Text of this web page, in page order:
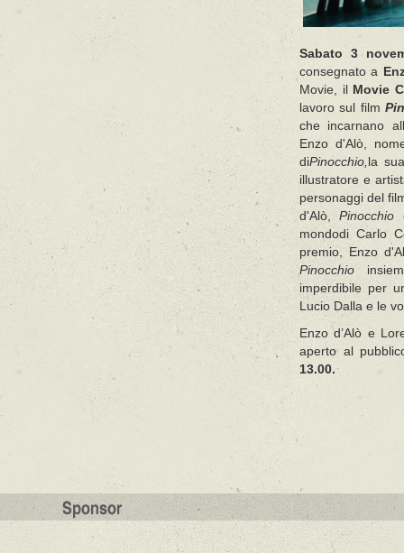
Sabato 3
consegnato a
Movie, il
Movie
lavoro sul film
che incarnano
Enzo d'Alò,
diPinocchio, la
illustratore e
personaggi del
d'Alò,Pinocchio
mondodi Carlo
premio, Enzo
Pinocchio
imperdibile per
Lucio Dalla e le
Enzo d’Alò e
aperto al
13.00.